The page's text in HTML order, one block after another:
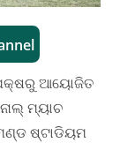
ଆୟୋଜିତ
ମ୍ୟାଚ
ଷ୍ଟାଡିୟମ